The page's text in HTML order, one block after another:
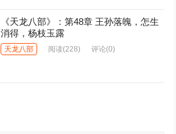
《天龙八部》：第48章 王孙落魄，怎生
消得，杨枝玉露
天龙八部 阅读(228) 评论(0)